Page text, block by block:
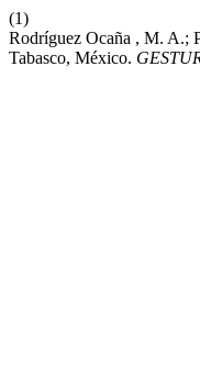
(1)
Rodríguez Ocaña , M. A.;
Tabasco, México.